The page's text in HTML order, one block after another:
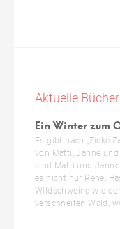
Aktuelle Bücher
Ein Winter zum
Es gibt nach „Zicke
von Matti, Janne und
sind Matti und
es nicht nur Rehe,
Wildschweine wie
verschneiten Wald,